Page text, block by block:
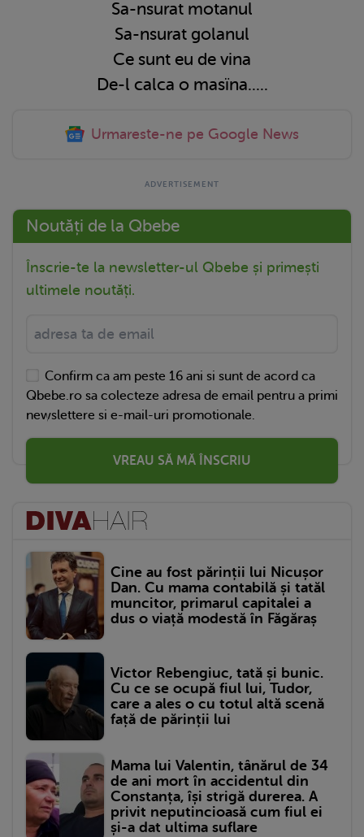
Sa-nsurat motanul
Sa-nsurat golanul
Ce sunt eu de vina
De-l calca o masïna.....
Urmareste-ne pe Google News
Noutăți de la Qbebe
Înscrie-te la newsletter-ul Qbebe și primești
ultimele noutăți.
Confirm ca am peste 16 ani si sunt de acord ca
Qbebe.ro sa colecteze adresa de email pentru a primi
newslettere si e-mail-uri promotionale.
VREAU SĂ MĂ ÎNSCRIU
Cine au fost părinții lui Nicușor
Dan. Cu mama contabilă și tatăl
muncitor, primarul capitalei a
dus o viață modestă în Făgăraș
Victor Rebengiuc, tată și bunic.
Cu ce se ocupă fiul lui, Tudor,
care a ales o cu totul altă scenă
față de părinții lui
Mama lui Valentin, tânărul de 34
de ani mort în accidentul din
Constanța, își strigă durerea. A
privit neputincioasă cum fiul ei
și-a dat ultima suflare